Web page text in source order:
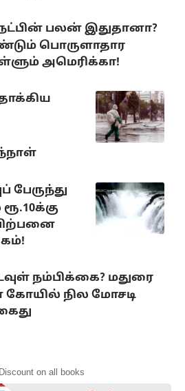
நட்பின் பலன் இதுதானா?
பொருளாதார
அமெரிக்கா!
பேருந்து
விற்பனை
நம்பிக்கை? மதுரை
நில மோசடி
on all books